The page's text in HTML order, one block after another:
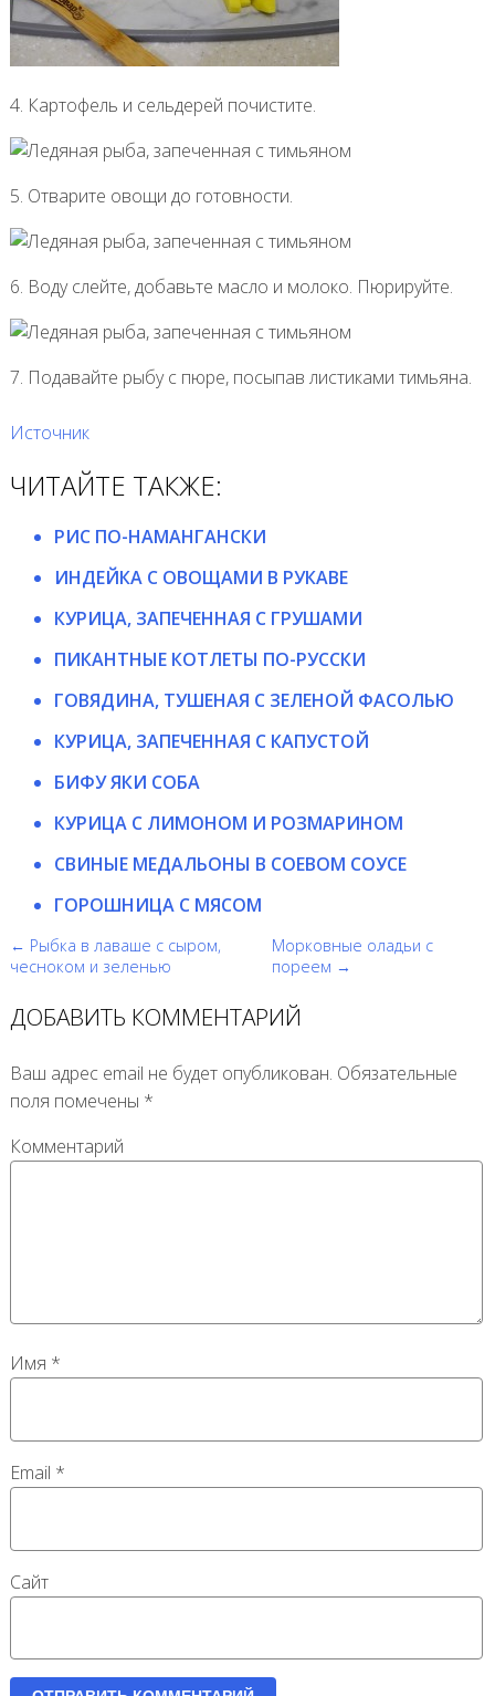
4. Картофель и сельдерей почистите.
5. Отварите овощи до готовности.
6. Воду слейте, добавьте масло и молоко. Пюрируйте.
7. Подавайте рыбу с пюре, посыпав листиками тимьяна.
Источник
ЧИТАЙТЕ ТАКЖЕ:
РИС ПО-НАМАНГАНСКИ
ИНДЕЙКА С ОВОЩАМИ В РУКАВЕ
КУРИЦА, ЗАПЕЧЕННАЯ С ГРУШАМИ
ПИКАНТНЫЕ КОТЛЕТЫ ПО-РУССКИ
ГОВЯДИНА, ТУШЕНАЯ С ЗЕЛЕНОЙ ФАСОЛЬЮ
КУРИЦА, ЗАПЕЧЕННАЯ С КАПУСТОЙ
БИФУ ЯКИ СОБА
КУРИЦА С ЛИМОНОМ И РОЗМАРИНОМ
СВИНЫЕ МЕДАЛЬОНЫ В СОЕВОМ СОУСЕ
ГОРОШНИЦА С МЯСОМ
← Рыбка в лаваше с сыром,
чесноком и зеленью
Морковные оладьи с
пореем →
ДОБАВИТЬ КОММЕНТАРИЙ
Ваш адрес email не будет опубликован. Обязательные
поля помечены *
Комментарий
Имя *
Email *
Сайт